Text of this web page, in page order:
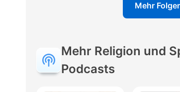
Mehr
Mehr Religion und
Podcasts